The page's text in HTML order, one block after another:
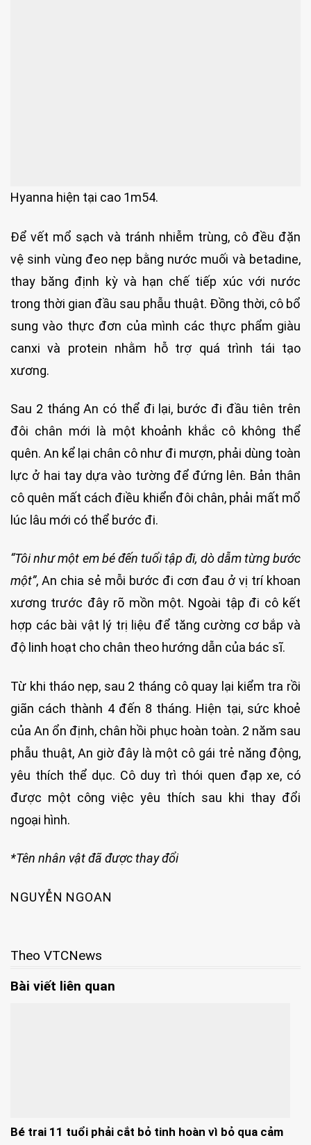
Hyanna hiện tại cao 1m54.
Để vết mổ sạch và tránh nhiễm trùng, cô đều đặn
vệ sinh vùng đeo nẹp bằng nước muối và betadine,
thay băng định kỳ và hạn chế tiếp xúc với nước
trong thời gian đầu sau phẫu thuật. Đồng thời, cô bổ
sung vào thực đơn của mình các thực phẩm giàu
canxi và protein nhằm hỗ trợ quá trình tái tạo
xương.
Sau 2 tháng An có thể đi lại, bước đi đầu tiên trên
đôi chân mới là một khoảnh khắc cô không thể
quên. An kể lại chân cô như đi mượn, phải dùng toàn
lực ở hai tay dựa vào tường để đứng lên. Bản thân
cô quên mất cách điều khiển đôi chân, phải mất mổ
lúc lâu mới có thể bước đi.
“Tôi như một em bé đến tuổi tập đi, dò dẫm từng bước
một”, An chia sẻ mỗi bước đi cơn đau ở vị trí khoan
xương trước đây rõ mồn một. Ngoài tập đi cô kết
hợp các bài vật lý trị liệu để tăng cường cơ bắp và
độ linh hoạt cho chân theo hướng dẫn của bác sĩ.
Từ khi tháo nẹp, sau 2 tháng cô quay lại kiểm tra rồi
giãn cách thành 4 đến 8 tháng. Hiện tại, sức khoẻ
của An ổn định, chân hồi phục hoàn toàn. 2 năm sau
phẫu thuật, An giờ đây là một cô gái trẻ năng động,
yêu thích thể dục. Cô duy trì thói quen đạp xe, có
được một công việc yêu thích sau khi thay đổi
ngoại hình.
*Tên nhân vật đã được thay đổi
NGUYỄN NGOAN
Theo VTCNews
Bài viết liên quan
Bé trai 11 tuổi phải cắt bỏ tinh hoàn vì bỏ qua cảm